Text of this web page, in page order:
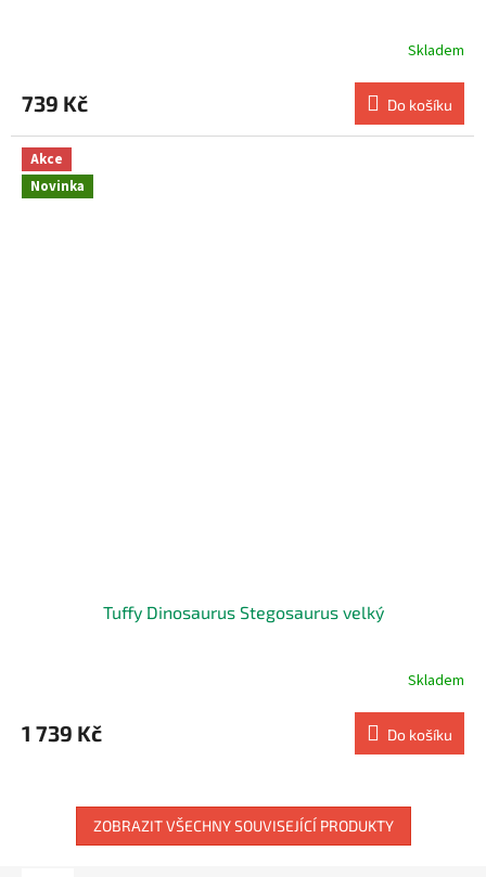
Skladem
739 Kč Do košíku
Akce
Novinka
Tuffy Dinosaurus Stegosaurus velký
Skladem
1 739 Kč Do košíku
ZOBRAZIT VŠECHNY SOUVISEJÍCÍ PRODUKTY